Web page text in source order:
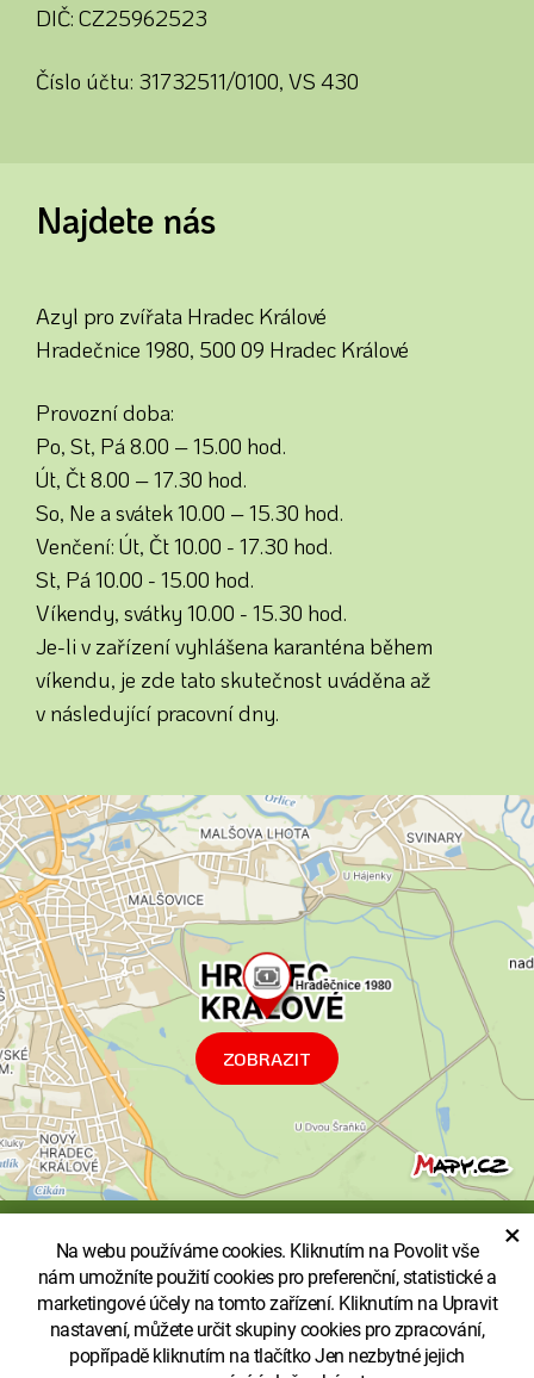
Na webu používáme cookies. Kliknutím na Povolit vše
nám umožníte použití cookies pro preferenční, statistické a
marketingové účely na tomto zařízení. Kliknutím na Upravit
nastavení, můžete určit skupiny cookies pro zpracování,
popřípadě kliknutím na tlačítko Jen nezbytné jejich
×
DIČ: CZ25962523
Číslo účtu: 31732511/0100, VS 430
Najdete nás
Azyl pro zvířata Hradec Králové
Hradečnice 1980, 500 09 Hradec Králové
Provozní doba:
Po, St, Pá 8.00 – 15.00 hod.
Út, Čt 8.00 – 17.30 hod.
So, Ne a svátek 10.00 – 15.30 hod.
Venčení: Út, Čt 10.00 - 17.30 hod.
St, Pá 10.00 - 15.00 hod.
Víkendy, svátky 10.00 - 15.30 hod.
Je-li v zařízení vyhlášena karanténa během
víkendu, je zde tato skutečnost uváděna až
v následující pracovní dny.
ZOBRAZIT
© Copyright Městské lesy Hradec Králové a.s.
Ochrana osobních údajů
Zobrazit klasickou verzi